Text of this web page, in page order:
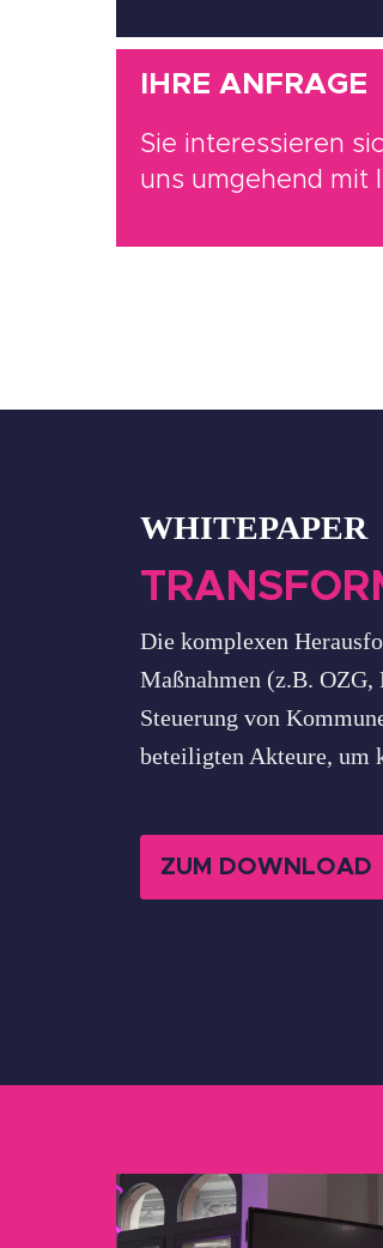
IHRE ANFRAGE
Sie interessieren
uns umgehend mit
WHITEPAPER
Die komplexen
Maßnahmen (z.B.
Steuerung von
beteiligten Akteure, um
ZUM DOWNLOAD